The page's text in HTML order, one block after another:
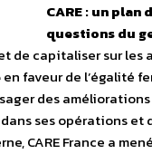
CARE : un plan
questions du
de capitaliser sur les
en faveur de l’égalité
des
ses opérations et
CARE France a